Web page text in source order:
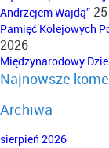
Andrzejem Wajdą”
Pamięć Kolejowych
2026
Międzynarodowy
Najnowsze
Archiwa
sierpień 2026